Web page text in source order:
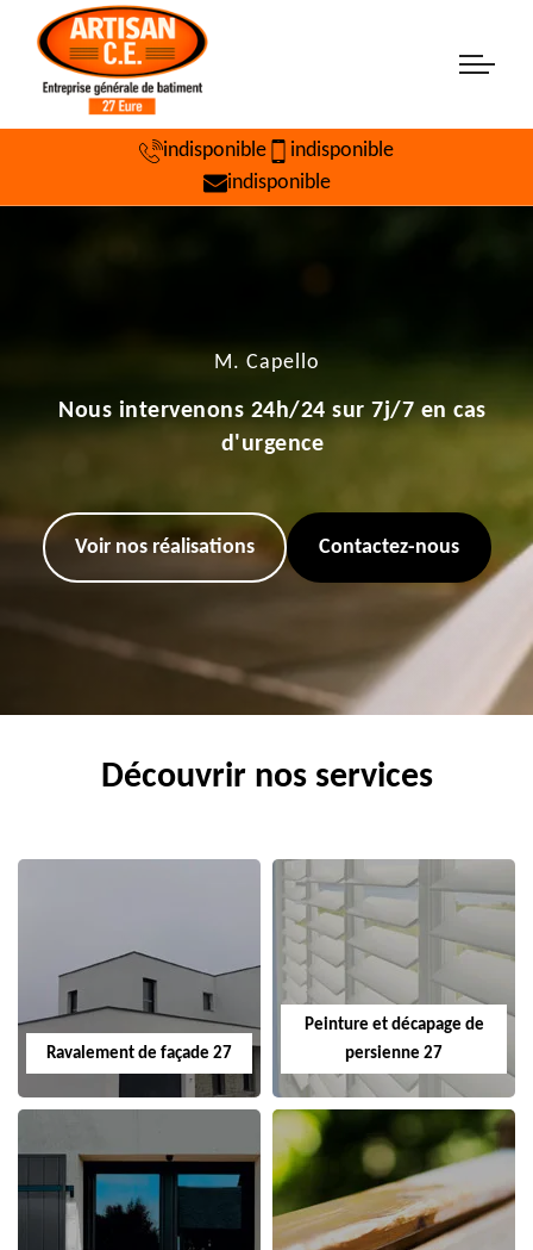
indisponible
indisponible
indisponible
M. Capello
Nous intervenons 24h/24 sur 7j/7 en cas
d'urgence
Voir nos réalisations Contactez-nous
Découvrir nos services
Ravalement de façade 27
Peinture et décapage de
persienne 27